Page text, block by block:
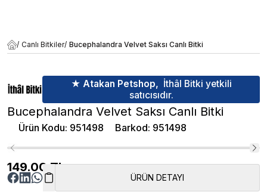
/ Canlı Bitkiler/ Bucephalandra Velvet Saksı Canlı Bitki
★ Atakan Petshop, İthâl Bitki yetkili
satıcısıdır.
Bucephalandra Velvet Saksı Canlı Bitki
Ürün Kodu: 951498 Barkod: 951498
149.00 TL
ÜRÜN DETAYI